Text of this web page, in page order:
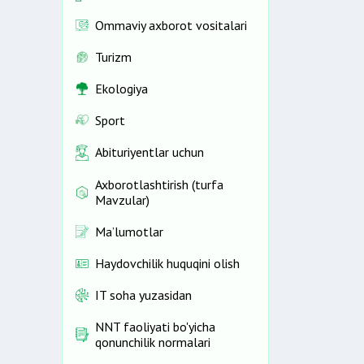
Ommaviy axborot vositalari
Turizm
Ekologiya
Sport
Abituriyentlar uchun
Axborotlashtirish (turfa
Mavzular)
Ma’lumotlar
Haydovchilik huquqini olish
IT soha yuzasidan
NNT faoliyati bo'yicha
qonunchilik normalari